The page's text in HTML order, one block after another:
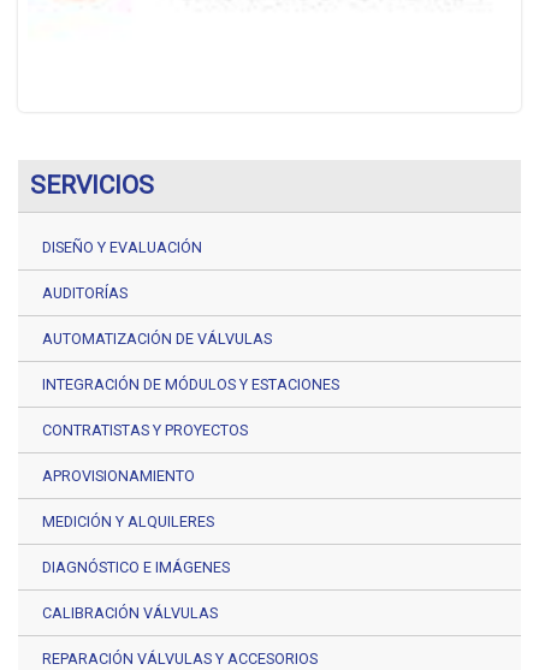
SERVICIOS
DISEÑO Y EVALUACIÓN
AUDITORÍAS
AUTOMATIZACIÓN DE VÁLVULAS
INTEGRACIÓN DE MÓDULOS Y ESTACIONES
CONTRATISTAS Y PROYECTOS
APROVISIONAMIENTO
MEDICIÓN Y ALQUILERES
DIAGNÓSTICO E IMÁGENES
CALIBRACIÓN VÁLVULAS
REPARACIÓN VÁLVULAS Y ACCESORIOS